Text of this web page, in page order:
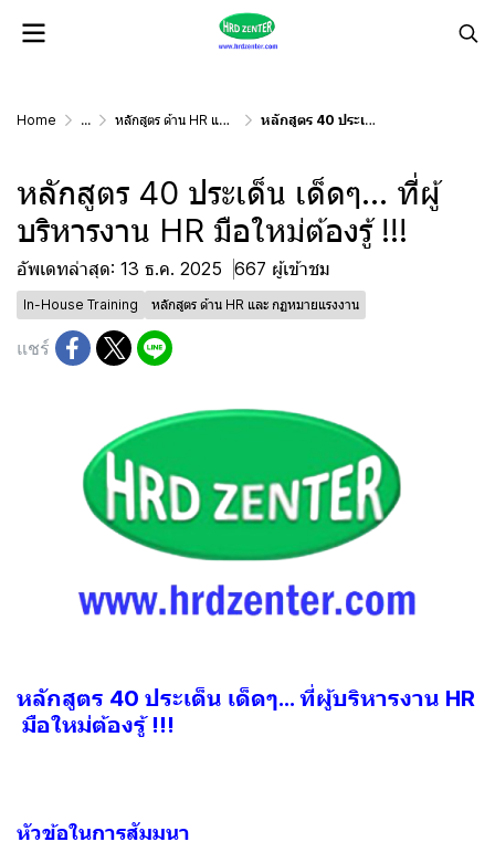
Home ... หลักสูตร ด้าน HR และ กฏหมายแรงงาน หลักสูตร 40 ประเด็น เด็ดๆ... ที่ผู้บริหารงาน HR มือใหม่ต้องรู้ !!!
หลักสูตร 40 ประเด็น เด็ดๆ... ที่ผู้
บริหารงาน HR มือใหม่ต้องรู้ !!!
อัพเดทล่าสุด: 13 ธ.ค. 2025 667 ผู้เข้าชม
In-House Training หลักสูตร ด้าน HR และ กฏหมายแรงงาน
แชร์
หลักสูตร 40 ประเด็น เด็ดๆ... ที่ผู้บริหารงาน HR
มือใหม่ต้องรู้ !!!
หัวข้อในการสัมมนา